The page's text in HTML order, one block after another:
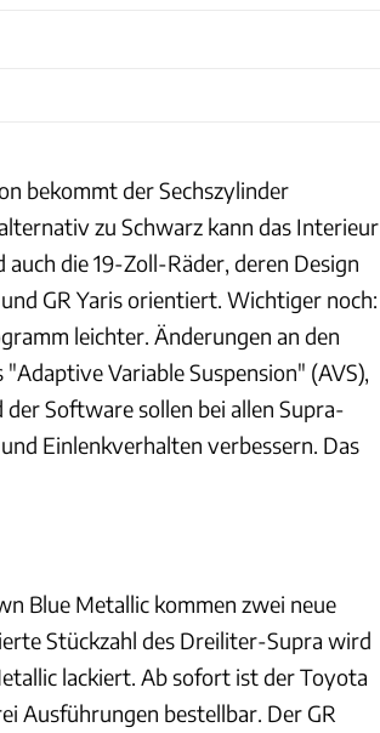
bekommt der Sechszylinder
zu Schwarz kann das Interieur
die 19-Zoll-Räder, deren Design
GR Yaris orientiert. Wichtiger noch:
leichter. Änderungen an den
Variable Suspension" (AVS),
Software sollen bei allen Supra-
Einlenkverhalten verbessern. Das
Blue Metallic kommen zwei neue
Stückzahl des Dreiliter-Supra wird
lackiert. Ab sofort ist der Toyota
Ausführungen bestellbar. Der GR